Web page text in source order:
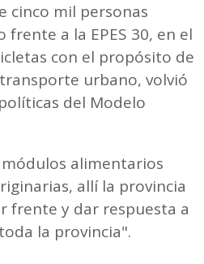
cinco mil personas
frente a la EPES 30, en el
con el propósito de
urbano, volvió
del Modelo
alimentarios
allí la provincia
frente y dar respuesta a
la provincia".